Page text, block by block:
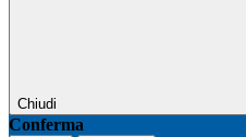
Chiudi
Conferma